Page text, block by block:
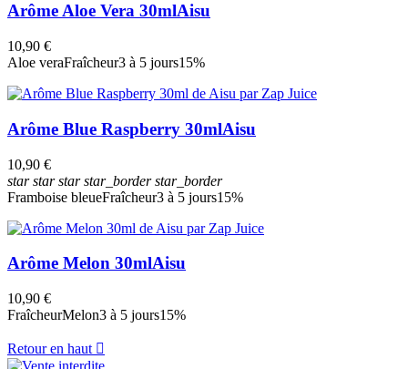
€
Voir les Produits4
Arôme Aloe Vera 30mlAisu
10,90 €
Aloe veraFraîcheur3 à 5 jours15%
Arôme Blue Raspberry 30mlAisu
10,90 €
starstarstarstar_borderstar_border
Framboise bleueFraîcheur3 à 5 jours15%
Arôme Melon 30mlAisu
10,90 €
FraîcheurMelon3 à 5 jours15%
Retour en haut 